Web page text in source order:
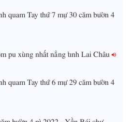
quam Tay thứ 7 mự 30 căm bườn 4
pu xùng nhất nẳng tỉnh Lai Châu
quam Tay thứ 6 mự 29 căm bườn 4
bườn 4 pì 2022 - Yền Bái chự